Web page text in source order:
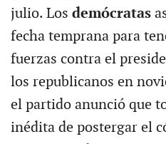
julio. Los demócratas
fecha temprana para
fuerzas contra el
los republicanos en
el partido anunció que
inédita de postergar el